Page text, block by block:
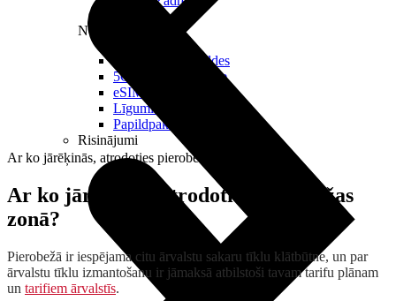
Noderīgi
Jautājumi un atbildes
5G pārklājuma karte
eSIM tehnoloģija
Līgumi un noteikumi
Papildpakalpojumi
Risinājumi
Ar ko jārēķinās, atrodoties pierobežas zonā?
Ar ko jārēķinās, atrodoties pierobežas
zonā?
Pierobežā ir iespējama citu ārvalstu sakaru tīklu klātbūtne, un par
ārvalstu tīklu izmantošanu ir jāmaksā atbilstoši tavam tarifu plānam
un tarifiem ārvalstīs.